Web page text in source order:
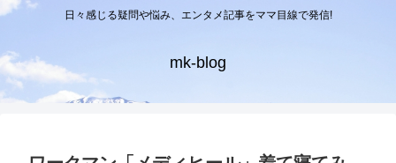
日々感じる疑問や悩み、エンタメ記事をママ目線で発信!
mk-blog